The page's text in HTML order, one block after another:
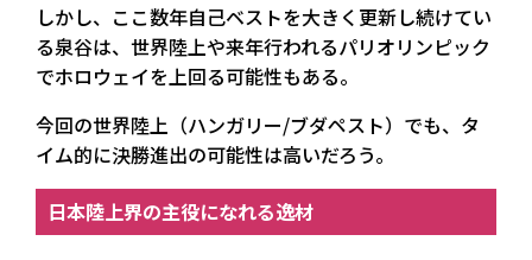
しかし、ここ数年自己ベストを大きく更新し続けてい
る泉谷は、世界陸上や来年行われるパリオリンピック
でホロウェイを上回る可能性もある。
今回の世界陸上（ハンガリー/ブダペスト）でも、タ
イム的に決勝進出の可能性は高いだろう。
日本陸上界の主役になれる逸材